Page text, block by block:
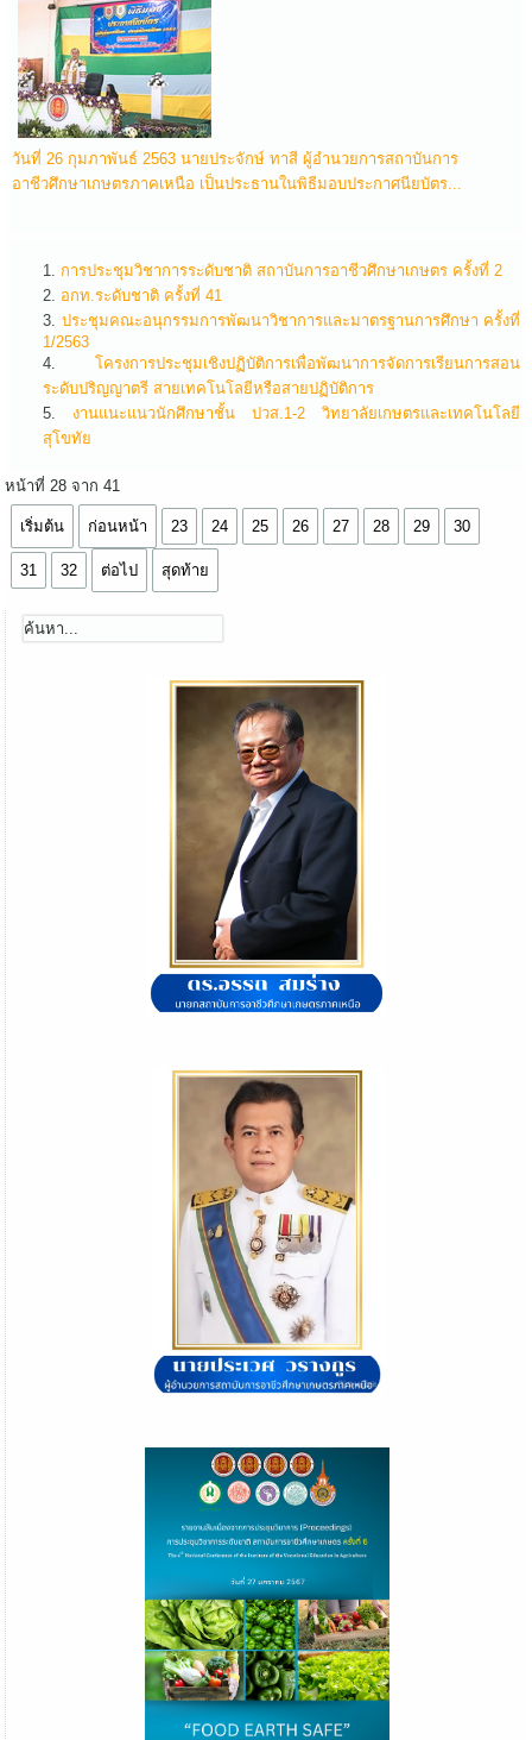
วันที่ 26 กุมภาพันธ์ 2563 นายประจักษ์ ทาสี ผู้อำนวยการสถาบันการ
อาชีวศึกษาเกษตรภาคเหนือ เป็นประธานในพิธีมอบประกาศนียบัตร...
การประชุมวิชาการระดับชาติ สถาบันการอาชีวศึกษาเกษตร ครั้งที่ 2
อกท.ระดับชาติ ครั้งที่ 41
ประชุมคณะอนุกรรมการพัฒนาวิชาการและมาตรฐานการศึกษา ครั้งที่
1/2563
โครงการประชุมเชิงปฏิบัติการเพื่อพัฒนาการจัดการเรียนการสอน
ระดับปริญญาตรี สายเทคโนโลยีหรือสายปฏิบัติการ
งานแนะแนวนักศึกษาชั้น ปวส.1-2 วิทยาลัยเกษตรและเทคโนโลยี
สุโขทัย
หน้าที่ 28 จาก 41
เริ่มต้น ก่อนหน้า 23 24 25 26 27 28 29 30
31 32 ต่อไป สุดท้าย